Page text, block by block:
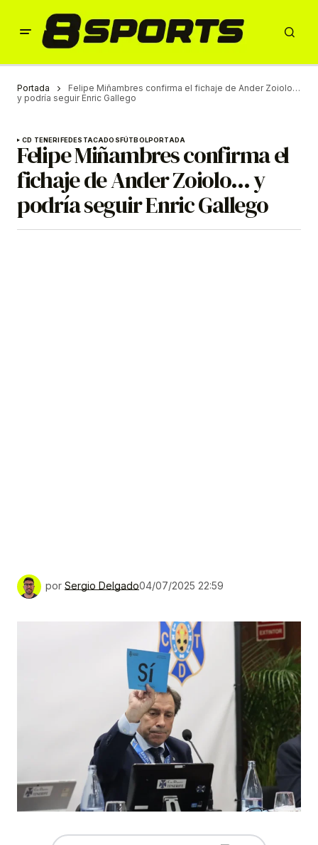
Portada
Felipe Miñambres confirma el fichaje de Ander Zoiolo…
y podría seguir Enric Gallego
CD TENERIFEDESTACADOSFÚTBOLPORTADA
Felipe Miñambres confirma el
fichaje de Ander Zoiolo… y
podría seguir Enric Gallego
por Sergio Delgado04/07/2025 22:59